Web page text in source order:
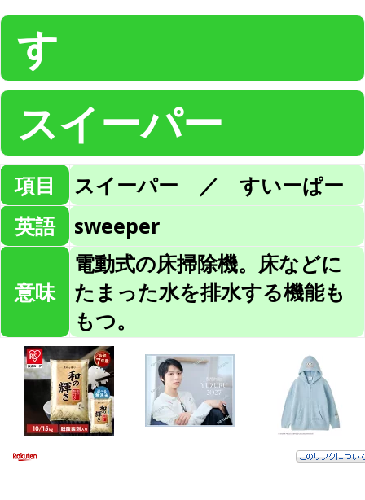
す
スイーパー
項目
スイーパー ／ すいーぱー
英語
sweeper
意味
電動式の床掃除機。床などに
たまった水を排水する機能も
もつ。